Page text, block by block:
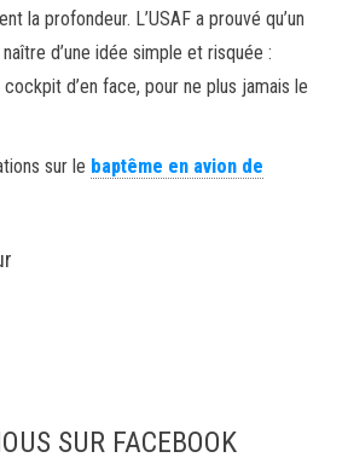
la profondeur. L’USAF a prouvé qu’un
d’une idée simple et risquée :
d’en face, pour ne plus jamais le
sur le baptême en avion de
SUR FACEBOOK